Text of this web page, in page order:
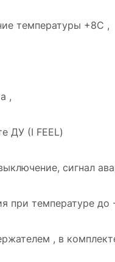
температуры +8С ,
,
ДУ (I FEEL)
сигнал
при температуре до
, в